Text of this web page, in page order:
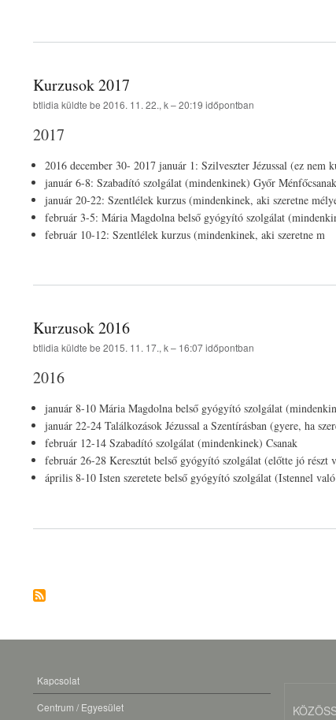
Kurzusok 2017
btlidia küldte be 2016. 11. 22., k – 20:19 időpontban
2017
2016 december 30- 2017 január 1: Szilveszter Jézussal (ez
január 6-8: Szabadító szolgálat (mindenkinek) Győr Ménfőcsanak
január 20-22: Szentlélek kurzus (mindenkinek, aki szeretne
február 3-5: Mária Magdolna belső gyógyító szolgálat
február 10-12: Szentlélek kurzus (mindenkinek, aki szeretne m
Kurzusok 2016
btlidiaküldte be 2015. 11. 17., k – 16:07időpontban
2016
január 8-10 Mária Magdolna belső gyógyító szolgálat
január 22-24 Találkozások Jézussal a Szentírásban (gyere, ha
február 12-14 Szabadító szolgálat (mindenkinek) Csanak
február 26-28 Keresztút belső gyógyító szolgálat (előtte jó részt
április 8-10 Isten szeretete belső gyógyító szolgálat (Istennel
LÁBLÉC
MENÜ
Kapcsolat
Centrum / Egyesület